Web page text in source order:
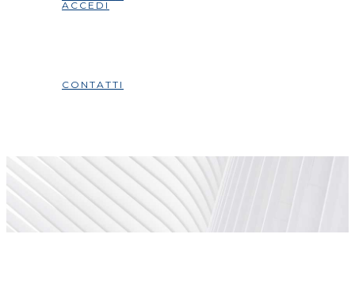
ACCEDI
CONTATTI